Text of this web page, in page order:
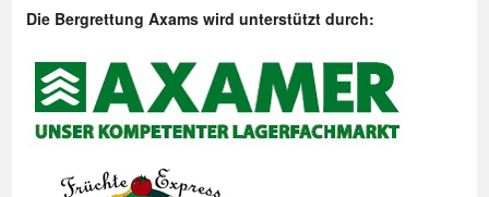
Die Bergrettung Axams wird unterstützt durch: